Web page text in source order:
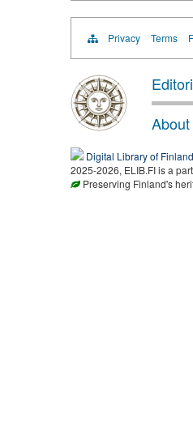
Privacy Terms
About
Digital Library of Finland
2025-2026, ELIB.FI is a
Preserving Finland's